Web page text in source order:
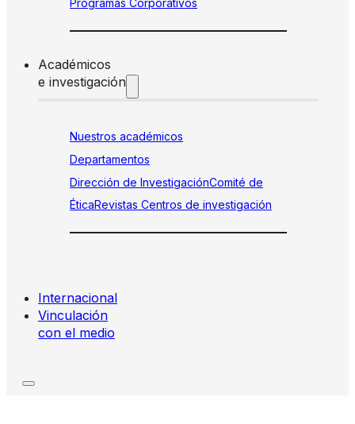
Académicos
e investigación
Nuestros académicos
Departamentos
Dirección de InvestigaciónComité de
ÉticaRevistas Centros de investigación
Internacional
Vinculación
con el medio